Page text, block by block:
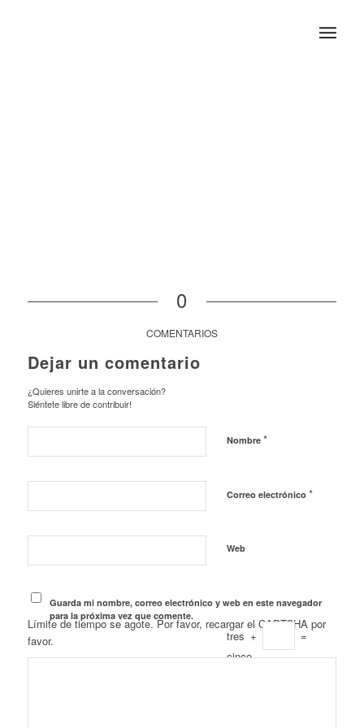
0
COMENTARIOS
Dejar un comentario
¿Quieres unirte a la conversación?
Siéntete libre de contribuir!
Nombre *
Correo electrónico *
Web
Guarda mi nombre, correo electrónico y web en este navegador
para la próxima vez que comente.
Límite de tiempo se agote. Por favor, recargar el CAPTCHA por
favor.
tres +
=
cinco